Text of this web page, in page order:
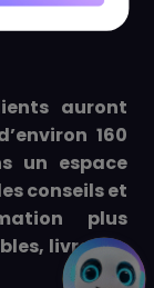
monde.
auront
160
un espace
conseils et
plus
livres de